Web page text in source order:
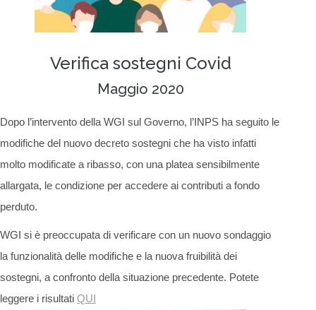
Verifica sostegni Covid
Maggio 2020
Dopo l’intervento della WGI sul Governo, l’INPS ha seguito le
modifiche del nuovo decreto sostegni che ha visto infatti
molto modificate a ribasso, con una platea sensibilmente
allargata, le condizione per accedere ai contributi a fondo
perduto.
WGI si è preoccupata di verificare con un nuovo sondaggio
la funzionalità delle modifiche e la nuova fruibilità dei
sostegni, a confronto della situazione precedente. Potete
leggere i risultati QUI